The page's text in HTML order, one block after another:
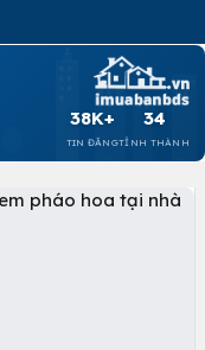
38K+
TIN ĐĂNG
34
TỈNH THÀNH